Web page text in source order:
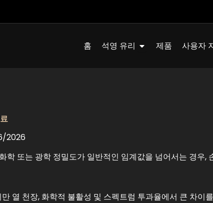
홈 석영 유리 Quartz Glass 열기
제품 사용자
2026
학 또는 광학 정밀도가 일반적인 임계값을 넘어서는 경우,
열 천장, 화학적 불활성 및 스펙트럼 투과율에서 큰 차이